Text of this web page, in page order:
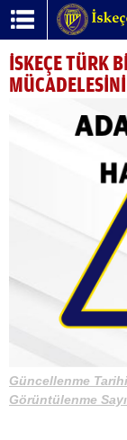
İSKEÇE TÜRK
Güncellenme
Görüntülenme